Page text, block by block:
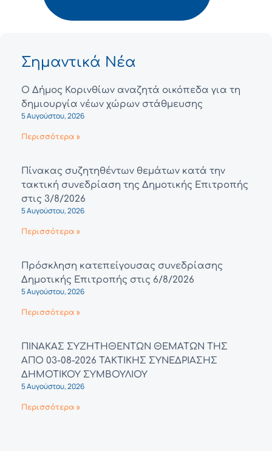
Σημαντικά Νέα
Ο Δήμος Κορινθίων αναζητά οικόπεδα για τη
δημιουργία νέων χώρων στάθμευσης
5 Αυγούστου, 2026
Περισσότερα »
Πίνακας συζητηθέντων θεμάτων κατά την
τακτική συνεδρίαση της Δημοτικής Επιτροπής
στις 3/8/2026
5 Αυγούστου, 2026
Περισσότερα »
Πρόσκληση κατεπείγουσας συνεδρίασης
Δημοτικής Επιτροπής στις 6/8/2026
5 Αυγούστου, 2026
Περισσότερα »
ΠΙΝΑΚΑΣ ΣΥΖΗΤΗΘΕΝΤΩΝ ΘΕΜΑΤΩΝ ΤΗΣ
ΑΠΟ 03-08-2026 ΤΑΚΤΙΚΗΣ ΣΥΝΕΔΡΙΑΣΗΣ
ΔΗΜΟΤΙΚΟΥ ΣΥΜΒΟΥΛΙΟΥ
5 Αυγούστου, 2026
Περισσότερα »